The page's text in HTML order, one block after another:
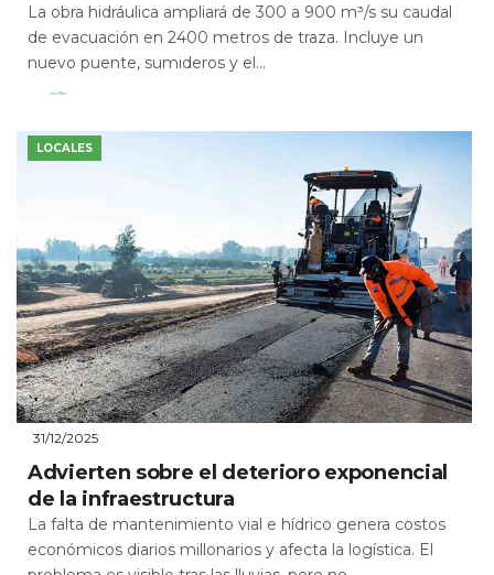
La obra hidráulica ampliará de 300 a 900 m³/s su caudal
de evacuación en 2400 metros de traza. Incluye un
nuevo puente, sumideros y el...
Leer Más
LOCALES
31/12/2025
Advierten sobre el deterioro exponencial
de la infraestructura
La falta de mantenimiento vial e hídrico genera costos
económicos diarios millonarios y afecta la logística. El